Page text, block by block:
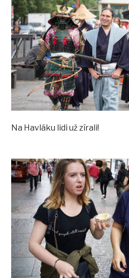
Na Havláku lidi už zírali!